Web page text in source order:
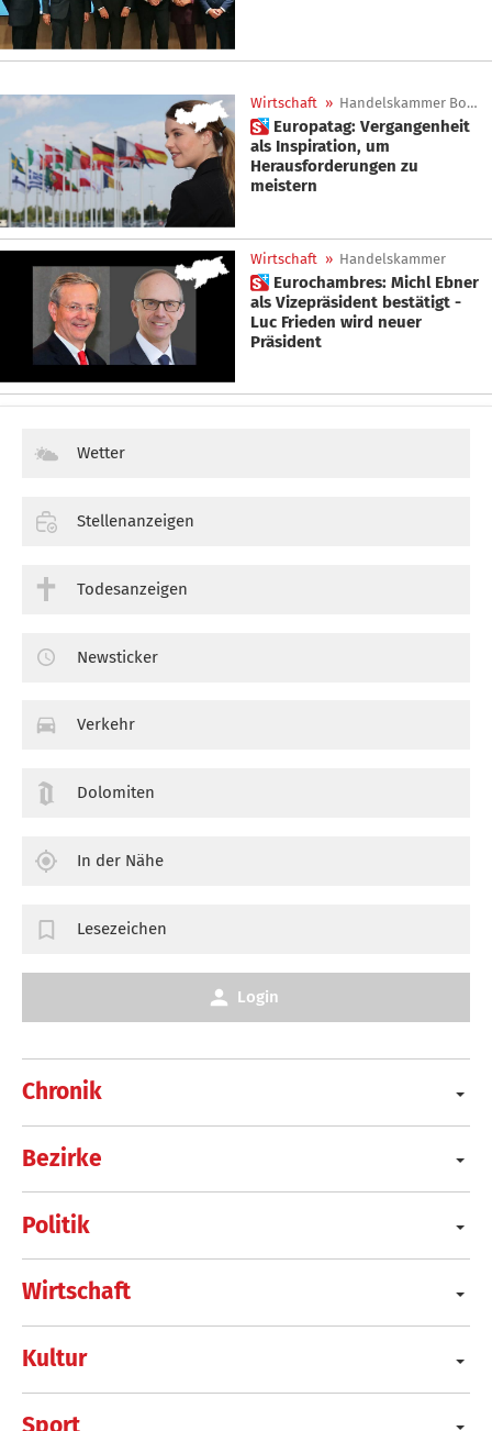
Wirtschaft » Handelskammer Bozen
 Europatag: Vergangenheit
als Inspiration, um
Herausforderungen zu
meistern
Wirtschaft » Handelskammer
 Eurochambres: Michl Ebner
als Vizepräsident bestätigt -
Luc Frieden wird neuer
Präsident
Chronik
Bezirke
Politik
Wirtschaft
Kultur
Wetter
Stellenanzeigen
Todesanzeigen
Newsticker
Verkehr
Dolomiten
In der Nähe
Lesezeichen
Login